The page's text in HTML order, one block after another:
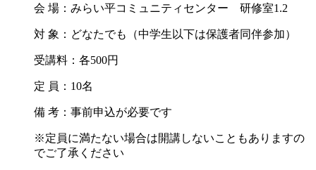
会 場：みらい平コミュニティセンター 研修室1.2
対 象：どなたでも（中学生以下は保護者同伴参加）
受講料：各500円
定 員：10名
備 考：事前申込が必要です
※定員に満たない場合は開講しないこともありますの
でご了承ください